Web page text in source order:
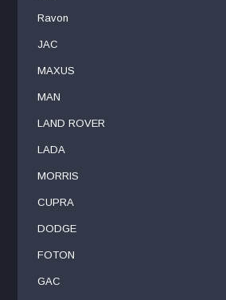
Ravon
JAC
MAXUS
MAN
LAND ROVER
LADA
MORRIS
CUPRA
DODGE
FOTON
GAC